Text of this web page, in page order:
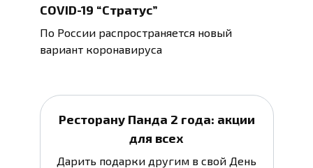
COVID-19 “Стратус”
По России распространяется новый
вариант коронавируса
Ресторану Панда 2 года: акции
для всех
Дарить подарки другим в свой День